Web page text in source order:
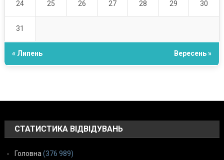
24 25 26 27 28 29 30
31
« Липень Вересень »
СТАТИСТИКА ВІДВІДУВАНЬ
Головна (376 989)